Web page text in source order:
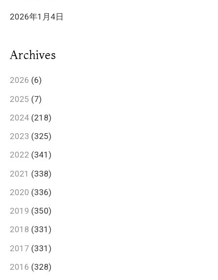
2026年1月4日
Archives
2026 (6)
2025 (7)
2024 (218)
2023 (325)
2022 (341)
2021 (338)
2020 (336)
2019 (350)
2018 (331)
2017 (331)
2016 (328)